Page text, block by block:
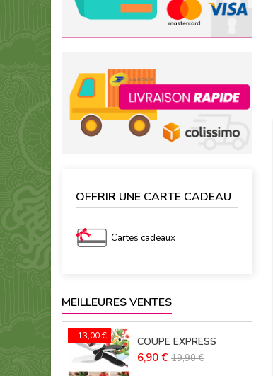
OFFRIR UNE CARTE CADEAU
Cartes cadeaux
MEILLEURES VENTES
- 13,00 € COUPE EXPRESS
Prix
6,90 € Prix
19,90 €